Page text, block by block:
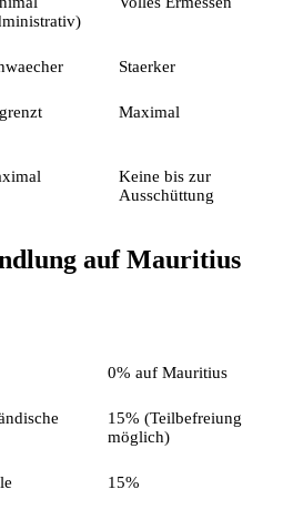
Staerker
Maximal
Keine bis zur
Ausschüttung
auf Mauritius
0% auf Mauritius
15% (Teilbefreiung
möglich)
15%